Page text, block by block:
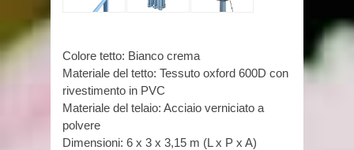
Colore tetto: Bianco crema
Materiale del tetto: Tessuto oxford 600D con
rivestimento in PVC
Materiale del telaio: Acciaio verniciato a
polvere
Dimensioni: 6 x 3 x 3,15 m (L x P x A)